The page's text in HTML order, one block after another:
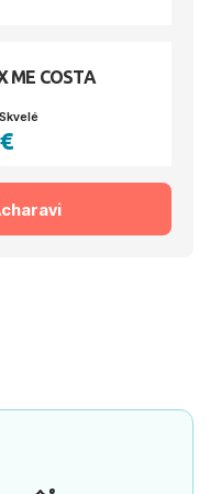
ME COSTA
Skvelé